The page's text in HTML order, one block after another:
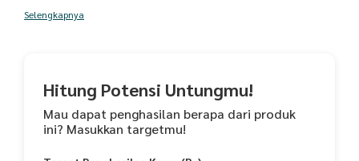
Selengkapnya
Hitung Potensi Untungmu!
Mau dapat penghasilan berapa dari produk
ini? Masukkan targetmu!